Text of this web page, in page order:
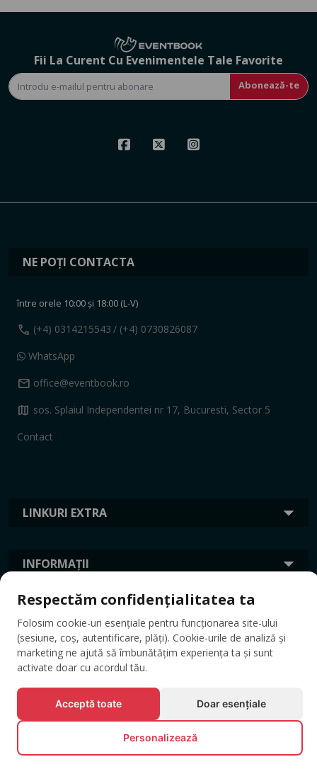
Fii La Curent Cu Evenimentele Tale Favorite
Abonează-te
LINKURI EXTRA
INFORMAȚII
NE POȚI CONTACTA
între orele 10:00 și 18:00 (L-V)
call (+4) 0314215543 / (+4) 0730826087
WhatsApp
mail office@eventbook.ro
map sos. Splaiul Independentei nr 17, Bucuresti, Sector 5
Contact
Respectăm confidențialitatea ta
Folosim cookie-uri esențiale pentru funcționarea site-ului
(sesiune, coș, autentificare, plăți). Cookie-urile de analiză și
marketing ne ajută să îmbunătățim experiența ta și sunt
activate doar cu acordul tău.
Acceptă toate Doar esențiale
Personalizează